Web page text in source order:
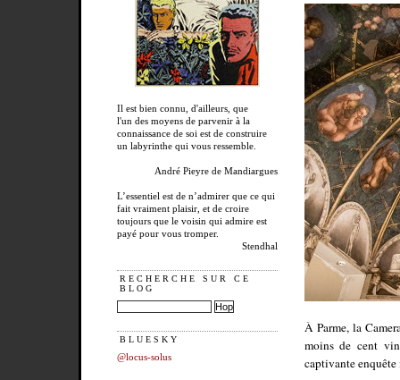
Il est bien connu, d'ailleurs, que
l'un des moyens de parvenir à la
connaissance de soi est de construire
un labyrinthe qui vous ressemble.
André Pieyre de Mandiargues
L’essentiel est de n’admirer que ce qui
fait vraiment plaisir, et de croire
toujours que le voisin qui admire est
payé pour vous tromper.
Stendhal
RECHERCHE SUR CE
BLOG
BLUESKY
@locus-solus
À Parme, la
moins de cent
captivante